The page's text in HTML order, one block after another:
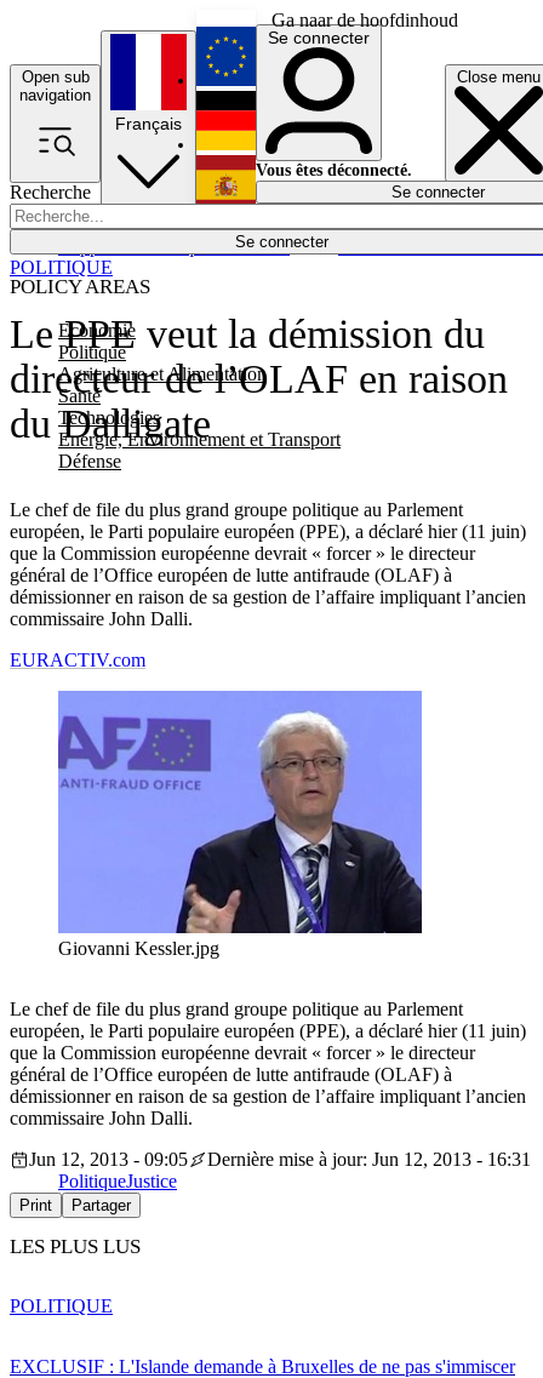
Ga naar de hoofdinhoud
Open sub
navigation
Close menu
Recherche
Se connecter
POLICY AREAS
Economie
Politique
Agriculture et Alimentation
Santé
Technologies
Energie, Environnement et Transport
Défense
Économie
Français
English
Deutsch
Español
Se connecter
Vous êtes déconnecté.
Se connecter
Le PPE veut la démission du
directeur de l’OLAF en raison
du Dalligate
Le chef de file du plus grand groupe politique au Parlement
européen, le Parti populaire européen (PPE), a déclaré hier (11 juin)
que la Commission européenne devrait « forcer » le directeur
général de l’Office européen de lutte antifraude (OLAF) à
démissionner en raison de sa gestion de l’affaire impliquant l’ancien
commissaire John Dalli.
POLITIQUE
EURACTIV.com
Giovanni Kessler.jpg
Le chef de file du plus grand groupe politique au Parlement
européen, le Parti populaire européen (PPE), a déclaré hier (11 juin)
que la Commission européenne devrait « forcer » le directeur
général de l’Office européen de lutte antifraude (OLAF) à
démissionner en raison de sa gestion de l’affaire impliquant l’ancien
commissaire John Dalli.
Jun 12, 2013 - 09:05
Dernière mise à jour: Jun 12, 2013 - 16:31
PolitiqueJustice
Print Partager
LES PLUS LUS
EXCLUSIF : L'Islande demande à Bruxelles de ne pas s'immiscer
POLITIQUE